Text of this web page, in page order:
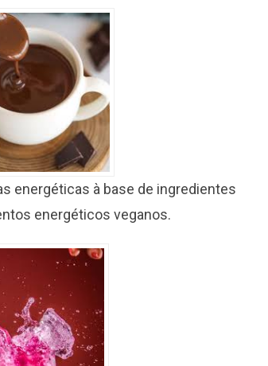
energéticas à base de ingredientes
energéticos veganos.